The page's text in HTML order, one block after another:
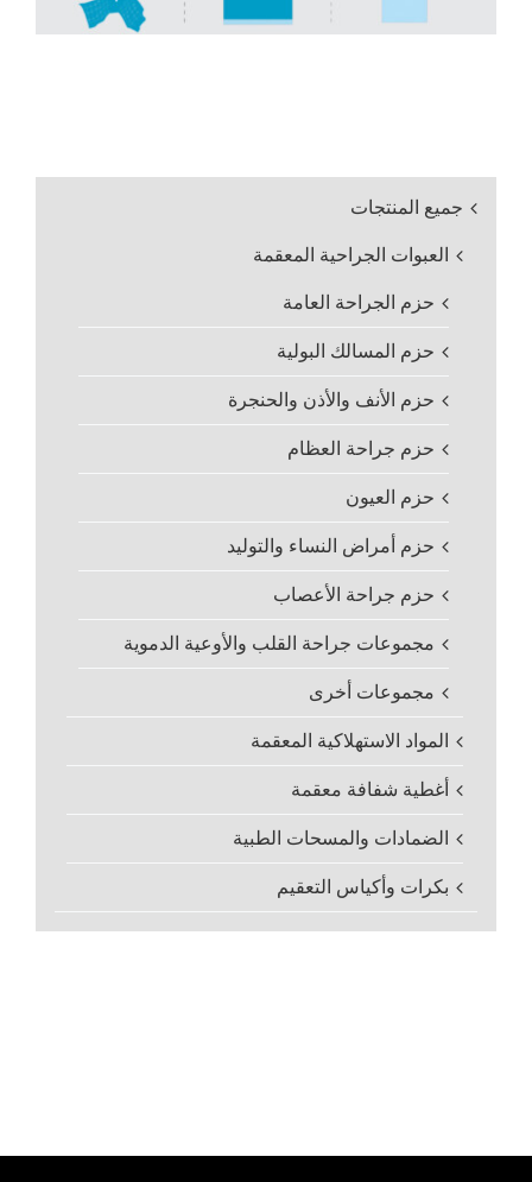
جميع المنتجات
العبوات الجراحية المعقمة
حزم الجراحة العامة
حزم المسالك البولية
حزم الأنف والأذن والحنجرة
حزم جراحة العظام
حزم العيون
حزم أمراض النساء والتوليد
حزم جراحة الأعصاب
مجموعات جراحة القلب والأوعية الدموية
مجموعات أخرى
المواد الاستهلاكية المعقمة
أغطية شفافة معقمة
الضمادات والمسحات الطبية
بكرات وأكياس التعقيم